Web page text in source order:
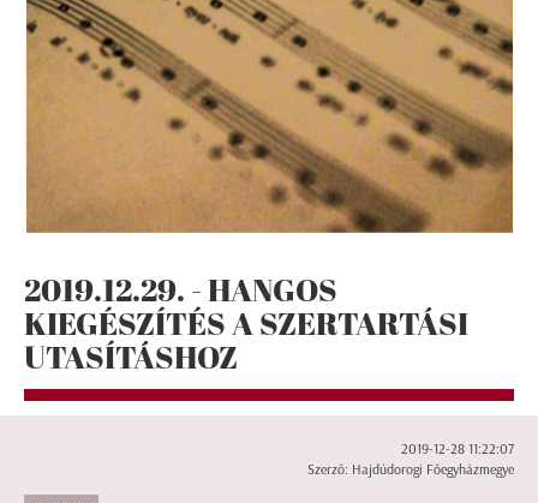
2019.12.29. - HANGOS
KIEGÉSZÍTÉS A SZERTARTÁSI
UTASÍTÁSHOZ
2019-12-28 11:22:07
Szerző: Hajdúdorogi Főegyházmegye